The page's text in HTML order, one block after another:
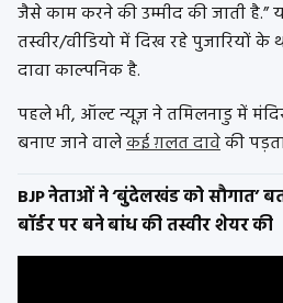
जैसे काम करने की उम्मीद की जाती है.”
तस्वीर/वीडियो में दिख रहे पुजारियों के
दावा काल्पनिक है.
पहले भी, ऑल्ट न्यूज़ ने तमिलनाडु में
बनाए जाने वालेकई ग़लत दावेकी
BJP नेताओं ने ‘बुंदेलखंड को सौगात’
बॉर्डर पर बने बांध की तस्वीर शेयर की